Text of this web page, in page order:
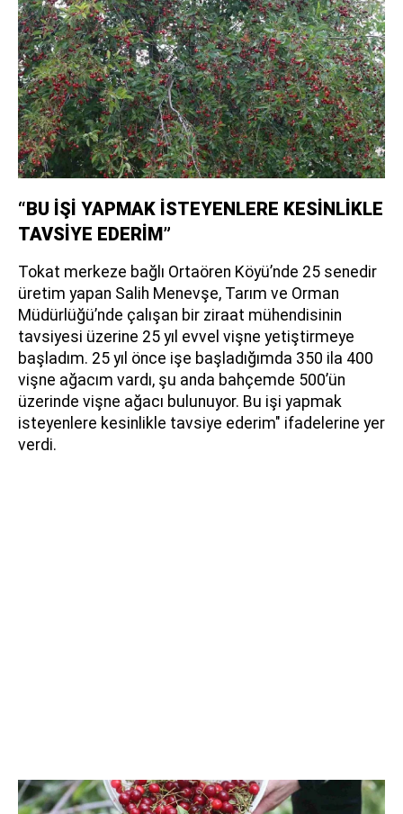
“BU İŞİ YAPMAK İSTEYENLERE KESİNLİKLE
TAVSİYE EDERİM”
Tokat merkeze bağlı Ortaören Köyü’nde 25 senedir
üretim yapan Salih Menevşe, Tarım ve Orman
Müdürlüğü’nde çalışan bir ziraat mühendisinin
tavsiyesi üzerine 25 yıl evvel vişne yetiştirmeye
başladım. 25 yıl önce işe başladığımda 350 ila 400
vişne ağacım vardı, şu anda bahçemde 500’ün
üzerinde vişne ağacı bulunuyor. Bu işi yapmak
isteyenlere kesinlikle tavsiye ederim" ifadelerine yer
verdi.